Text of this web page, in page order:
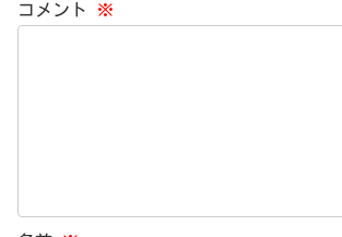
コメント
※